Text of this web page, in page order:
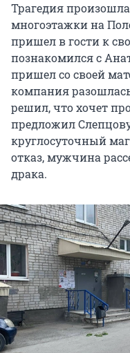
Трагедия
многоэтажки на
пришел в гости к
познакомился с
пришел со своей
компания
решил, что хочет
предложил
круглосуточный
отказ, мужчина
драка.